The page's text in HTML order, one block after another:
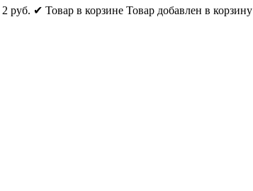
2 руб. ✔ Товар в корзине Товар добавлен в корзину